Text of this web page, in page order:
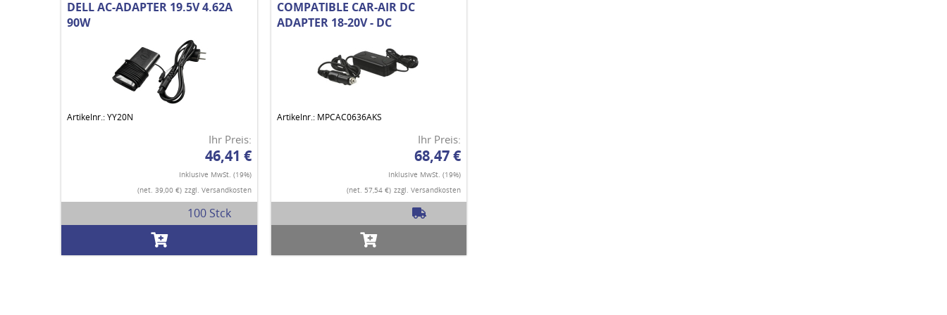
DELL AC-ADAPTER 19.5V 4.62A
90W
Artikelnr.: YY20N
Ihr Preis:
46,41 €
Inklusive MwSt. (19%)
(net. 39,00 €) zzgl. Versandkosten
100 Stck
COMPATIBLE CAR-AIR DC
ADAPTER 18-20V - DC
Artikelnr.: MPCAC0636AKS
Ihr Preis:
68,47 €
Inklusive MwSt. (19%)
(net. 57,54 €) zzgl. Versandkosten